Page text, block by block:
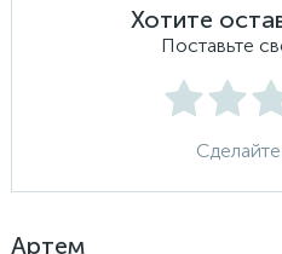
Хотите
Поставьте
Артем